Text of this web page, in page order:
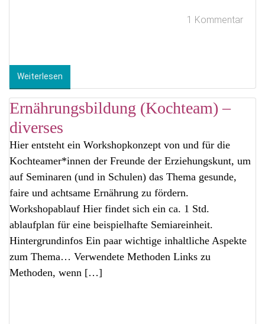
1 Kommentar
Weiterlesen
Ernährungsbildung (Kochteam) –
diverses
Hier entsteht ein Workshopkonzept von und für die
Kochteamer*innen der Freunde der Erziehungskunt, um
auf Seminaren (und in Schulen) das Thema gesunde,
faire und achtsame Ernährung zu fördern.
Workshopablauf Hier findet sich ein ca. 1 Std.
ablaufplan für eine beispielhafte Semiareinheit.
Hintergrundinfos Ein paar wichtige inhaltliche Aspekte
zum Thema… Verwendete Methoden Links zu
Methoden, wenn […]